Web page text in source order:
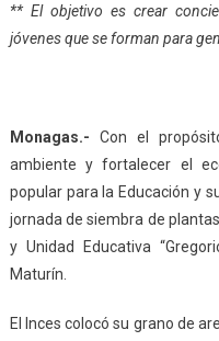
** El objetivo es crear
jóvenes que se forman para
Monagas.- Con el
ambiente y fortalecer el
popular para la Educación y
jornada de siembra de
y Unidad Educativa
Maturín.
EI Inces colocó su grano de